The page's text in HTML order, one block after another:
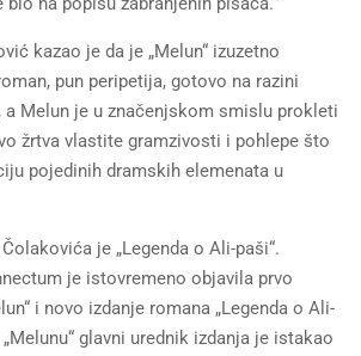
kazao je da je „Melun“ izuzetno
pun peripetija, gotovo na razini
a Melun je u značenjskom smislu prokleti
žrtva vlastite gramzivosti i pohlepe što
pojedinih dramskih elemenata u
je „Legenda o Ali-paši“.
je istovremeno objavila prvo
i novo izdanje romana „Legenda o Ali-
glavni urednik izdanja je istakao